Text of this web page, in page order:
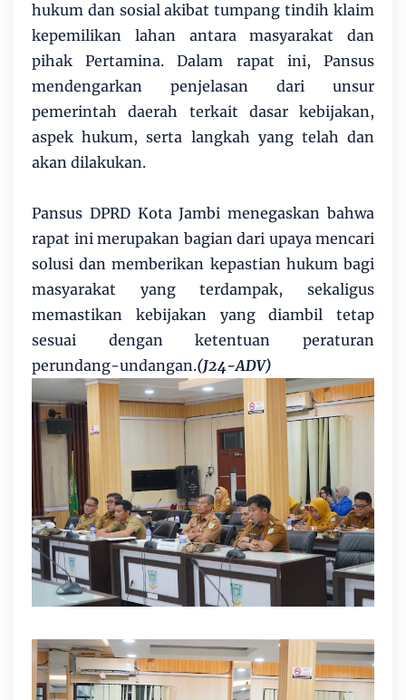
hukum dan sosial akibat tumpang tindih klaim
kepemilikan lahan antara masyarakat dan
pihak Pertamina. Dalam rapat ini, Pansus
mendengarkan penjelasan dari unsur
pemerintah daerah terkait dasar kebijakan,
aspek hukum, serta langkah yang telah dan
akan dilakukan.
Pansus DPRD Kota Jambi menegaskan bahwa
rapat ini merupakan bagian dari upaya mencari
solusi dan memberikan kepastian hukum bagi
masyarakat yang terdampak, sekaligus
memastikan kebijakan yang diambil tetap
sesuai dengan ketentuan peraturan
perundang-undangan.(J24-ADV)